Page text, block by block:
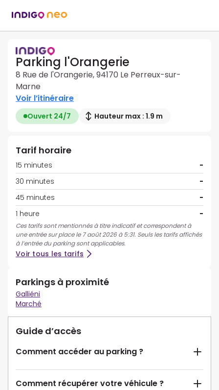
Parking l'Orangerie
8 Rue de l'Orangerie, 94170 Le Perreux-sur-
Marne
Voir l’itinéraire
Ouvert 24/7 Hauteur max : 1.9 m
Tarif horaire
15 minutes
-
30 minutes
-
45 minutes
-
1 heure
-
Ces tarifs sont mentionnés à titre indicatif et correspondent à
une entrée sur place le 7 août 2026 à 5:31. Seuls les tarifs affichés
à l’entrée du parking sont applicables.
Voir tous les tarifs
Parkings à proximité
Galliéni
Marché
Guide d’accès
Comment accéder au parking ?
Comment récupérer votre véhicule ?